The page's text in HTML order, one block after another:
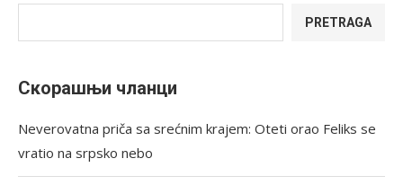
PRETRAGA
Скорашњи чланци
Neverovatna priča sa srećnim krajem: Oteti orao Feliks se
vratio na srpsko nebo